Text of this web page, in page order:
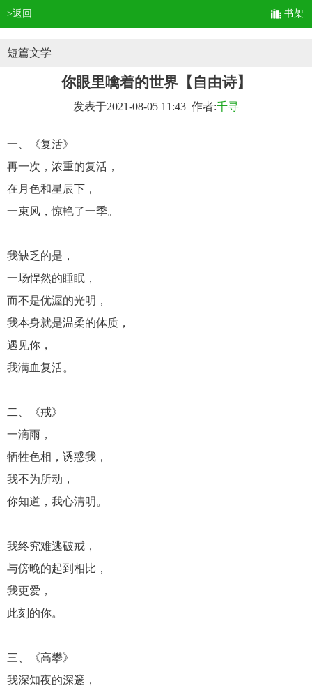
>返回 书架
短篇文学
你眼里噙着的世界【自由诗】
发表于2021-08-05 11:43 作者:千寻
一、《复活》
再一次，浓重的复活，
在月色和星辰下，
一束风，惊艳了一季。
我缺乏的是，
一场悍然的睡眠，
而不是优渥的光明，
我本身就是温柔的体质，
遇见你，
我满血复活。
二、《戒》
一滴雨，
牺牲色相，诱惑我，
我不为所动，
你知道，我心清明。
我终究难逃破戒，
与傍晚的起到相比，
我更爱，
此刻的你。
三、《高攀》
我深知夜的深邃，